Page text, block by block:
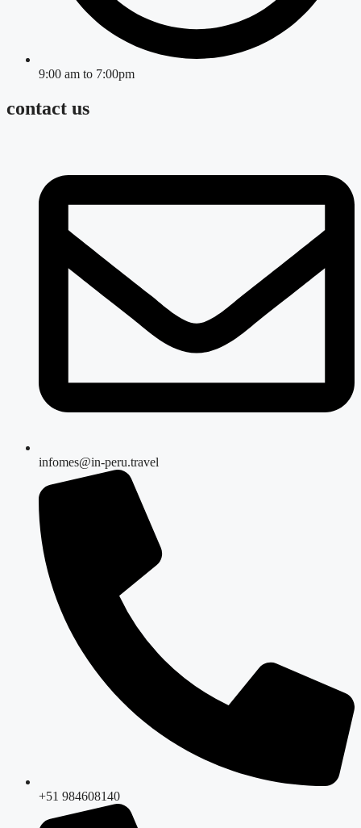
9:00 am to 7:00pm
contact us
infomes@in-peru.travel
+51 984608140